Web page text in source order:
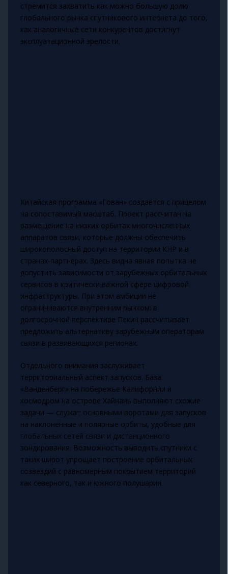
стремится захватить как можно большую долю
глобального рынка спутникового интернета до того,
как аналогичные сети конкурентов достигнут
эксплуатационной зрелости.
Китайская программа «Гован» создаётся с прицелом
на сопоставимый масштаб. Проект рассчитан на
размещение на низких орбитах многочисленных
аппаратов связи, которые должны обеспечить
широкополосный доступ на территории КНР и в
странах-партнёрах. Здесь видна явная попытка не
допустить зависимости от зарубежных орбитальных
сервисов в критически важной сфере цифровой
инфраструктуры. При этом амбиции не
ограничиваются внутренним рынком: в
долгосрочной перспективе Пекин рассчитывает
предложить альтернативу зарубежным операторам
связи в развивающихся регионах.
Отдельного внимания заслуживает
территориальный аспект запусков. База
«Ванденберг» на побережье Калифорнии и
космодром на острове Хайнань выполняют схожие
задачи — служат основными воротами для запусков
на наклонённые и полярные орбиты, удобные для
глобальных сетей связи и дистанционного
зондирования. Возможность выводить спутники с
таких широт упрощает построение орбитальных
созвездий с равномерным покрытием территорий
как северного, так и южного полушария.